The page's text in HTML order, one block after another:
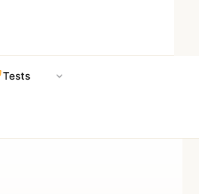
Tests